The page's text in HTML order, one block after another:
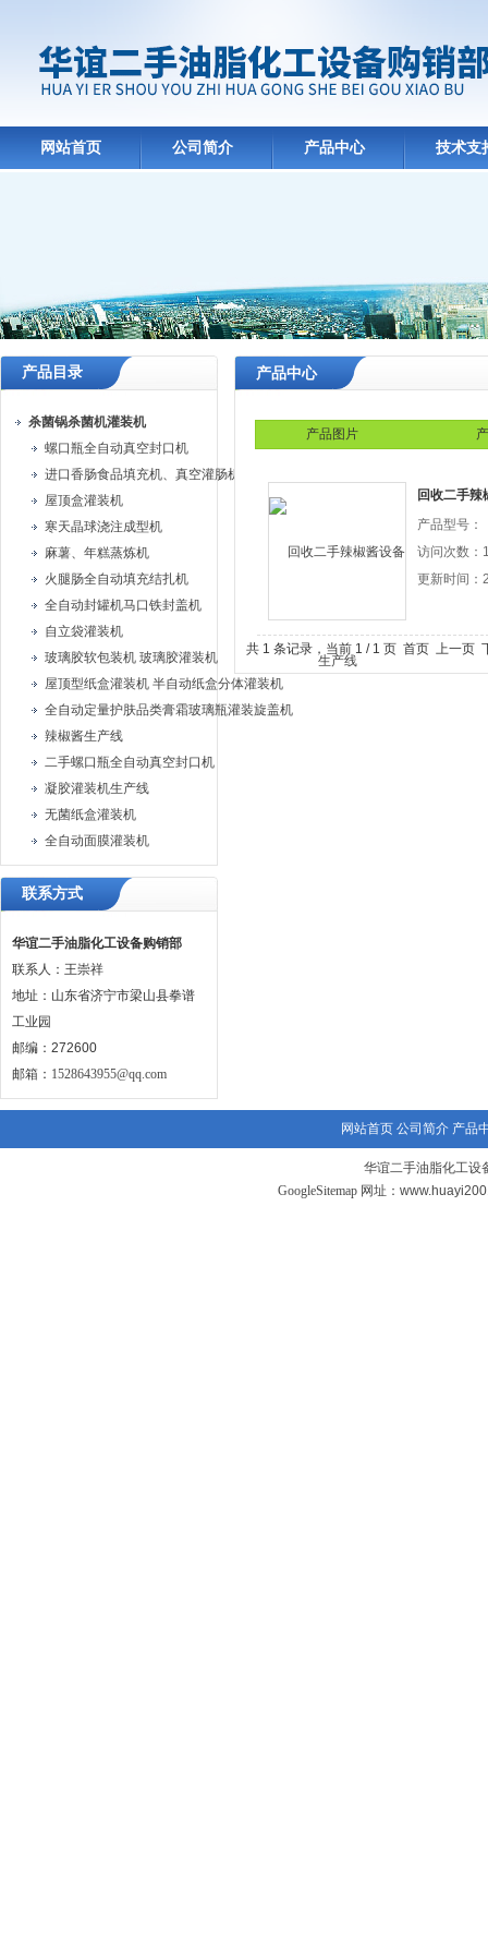
网站首页 公司简介 产品中心 技术支
产品目录
杀菌锅杀菌机灌装机
螺口瓶全自动真空封口机
进口香肠食品填充机、真空灌肠机
屋顶盒灌装机
寒天晶球浇注成型机
麻薯、年糕蒸炼机
火腿肠全自动填充结扎机
全自动封罐机马口铁封盖机
自立袋灌装机
玻璃胶软包装机 玻璃胶灌装机
屋顶型纸盒灌装机 半自动纸盒分体灌装机
全自动定量护肤品类膏霜玻璃瓶灌装旋盖机
辣椒酱生产线
二手螺口瓶全自动真空封口机
凝胶灌装机生产线
无菌纸盒灌装机
全自动面膜灌装机
联系方式
华谊二手油脂化工设备购销部
联系人：王崇祥
地址：山东省济宁市梁山县拳谱
工业园
邮编：272600
邮箱： 1528643955@qq.com
产品中心
产品图片
回收二手辣
产品型号：
访问次数：
更新时间：
共 1 条记录，当前 1 / 1 页 首页 上一页
网站首页 公司简介 产品
华谊二手油脂化工设
GoogleSitemap 网址：